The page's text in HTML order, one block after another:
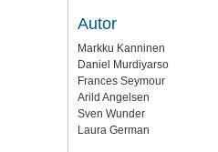
Autor
Markku Kanninen
Daniel Murdiyarso
Frances Seymour
Arild Angelsen
Sven Wunder
Laura German